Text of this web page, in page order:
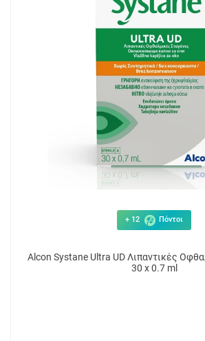
+ 12 Πόντοι
Alcon Systane Ultra UD Λιπαντικές
30 x 0.7 ml